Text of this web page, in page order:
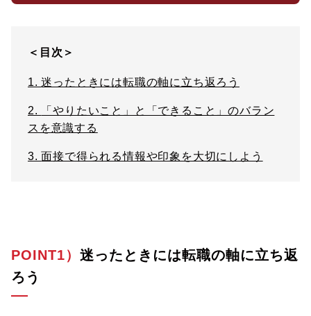
＜目次＞
1.迷ったときには転職の軸に立ち返ろう
2.
「やりたいこと」と「できること」のバラン
スを意識する
3.面接で得られる情報や印象を大切にしよう
POINT1） 迷ったときには転職の軸に立ち返
ろう